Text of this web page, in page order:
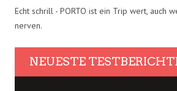
Echt schrill - PORTO ist ein Trip wert, auch
nerven.
NEUESTE